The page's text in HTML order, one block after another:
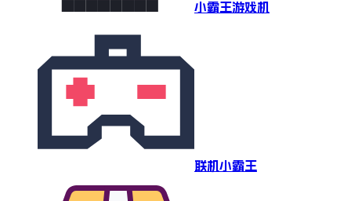
小霸王游戏机
联机小霸王